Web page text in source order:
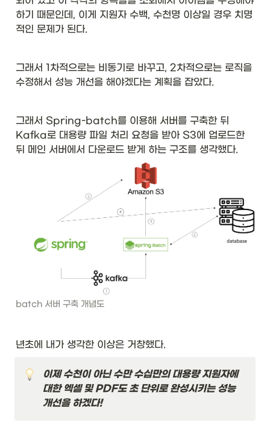
하기 때문인데, 이게 지원자 수백, 수천명 이상일 경우 치명
적인 문제가 된다.
그래서 1차적으로는 비동기로 바꾸고, 2차적으로는 로직을
수정해서 성능 개선을 해야겠다는 계획을 잡았다.
그래서 Spring-batch를 이용해 서버를 구축한 뒤
Kafka로 대용량 파일 처리 요청을 받아 S3에 업로드한
뒤 메인 서버에서 다운로드 받게 하는 구조를 생각했다.
batch 서버 구축 개념도
년초에 내가 생각한 이상은 거창했다.
이제 수천이 아닌 수만 수십만의 대용량 지원자에
대한 엑셀 및 PDF도 초 단위로 완성시키는 성능
개선을 하겠다!